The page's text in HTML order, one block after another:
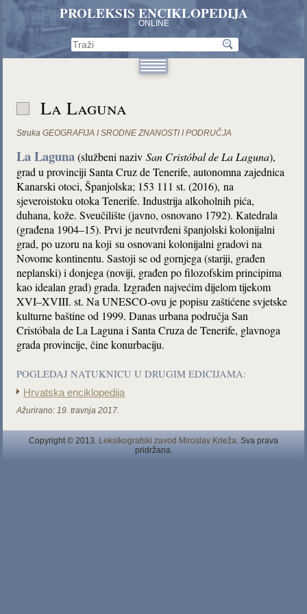
PROLEKSIS ENCIKLOPEDIJA
ONLINE
La Laguna
Struka GEOGRAFIJA I SRODNE ZNANOSTI I PODRUČJA
La Laguna(službeni nazivSan Cristóbal de La Laguna),
gradu provinciji Santa Cruz de Tenerife, autonomna zajednica
Kanarski otoci, Španjolska; 153 111 st. (2016),na
sjeveroistoku otoka Tenerife.Industrija alkoholnih pića,
duhana, kože. Sveučilište (javno, osnovano 1792). Katedrala
(građena 1904–15). Prvi je neutvrđeni španjolski kolonijalni
grad, po uzoru na koji su osnovani kolonijalni gradovi na
Novome kontinentu. Sastoji se od gornjega (stariji, građen
neplanski) i donjega (noviji, građen po filozofskim principima
kao idealan grad) grada. Izgrađen najvećim dijelom tijekom
XVI–XVIII. st. Na UNESCO-ovu je popisu zaštićene svjetske
kulturne baštine od 1999. Danas urbana područja San
Cristóbala de La Laguna i Santa Cruza de Tenerife, glavnoga
grada provincije,čine konurbaciju.
POGLEDAJ NATUKNICU U DRUGIM EDICIJAMA:
Hrvatska enciklopedija
Ažurirano: 19. travnja 2017.
Copyright © 2013. Leksikografski zavod Miroslav Krleža. Sva prava
pridržana.